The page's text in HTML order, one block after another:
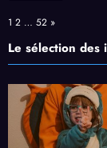
Page:
1 2 … 52 Next
»
Le sélection des